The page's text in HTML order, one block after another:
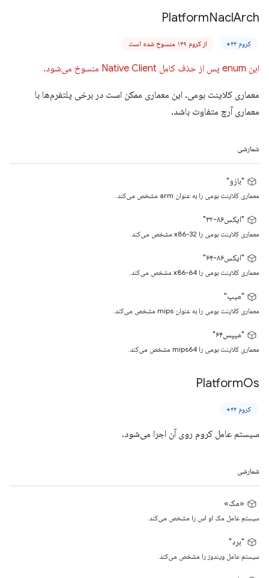
PlatformNaclArch
کروم ۴۴+ از کروم ۱۴۹ منسوخ شده است
این enum پس از حذف کامل Native Client منسوخ می‌شود.
معماری کلاینت بومی. این معماری ممکن است در برخی پلتفرم‌ها با
معماری آرچ متفاوت باشد.
شمارشی
"بازو"
معماری کلاینت بومی را به عنوان arm مشخص می‌کند.
"ایکس۸۶-۳۲"
معماری کلاینت بومی را x86-32 مشخص می‌کند.
"ایکس۸۶-۶۴"
معماری کلاینت بومی را x86-64 مشخص می‌کند.
"میپ"
معماری کلاینت بومی را به عنوان mips مشخص می‌کند.
"میپس۶۴"
معماری کلاینت بومی را mips64 مشخص می‌کند.
PlatformOs
کروم ۴۴+
سیستم عامل کروم روی آن اجرا می‌شود.
شمارشی
«مک»
سیستم عامل مک او اس را مشخص می‌کند.
"برد"
سیستم عامل ویندوز را مشخص می‌کند.